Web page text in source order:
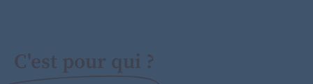
C'est pour qui ?